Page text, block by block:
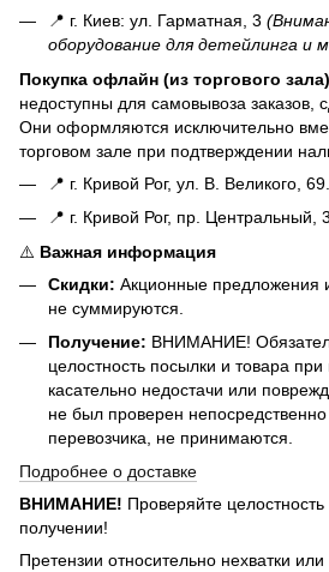
📍 г. Киев: ул. Гарматная, 3
оборудование для детейлинга и
Покупка офлайн (из торгового
недоступны для самовывоза заказов,
Они оформляются исключительно
торговом зале при подтверждении
📍 г. Кривой Рог, ул. В. Великого, 69.
📍 г. Кривой Рог, пр. Центральный,
⚠️ Важная информация
Скидки: Акционные предложения
не суммируются.
Получение: ВНИМАНИЕ!
целостность посылки и товара
касательно недостачи или
не был проверен
перевозчика, не принимаются.
Подробнее о доставке
ВНИМАНИЕ! Проверяйте
получении!
Претензии относительно нехватки